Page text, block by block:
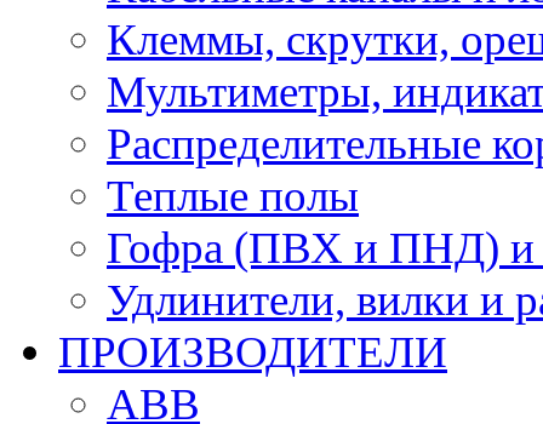
Клеммы, скрутки,
Мультиметры,
Распределительные
Теплые полы
Гофра (ПВХ и ПНД) и
Удлинители, вилки и
ПРОИЗВОДИТЕЛИ
ABB